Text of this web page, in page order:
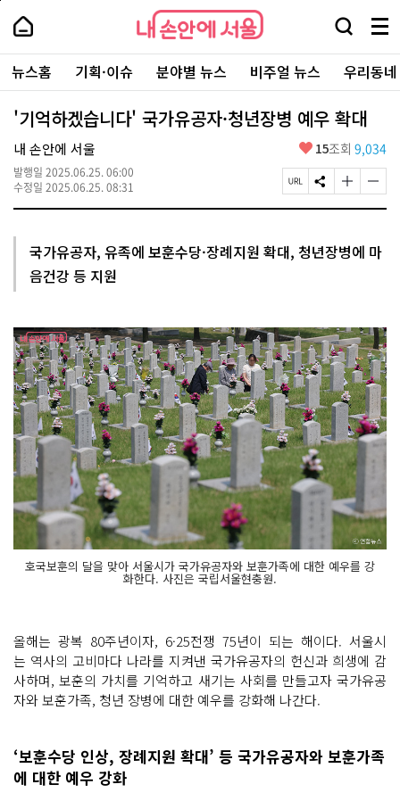
본
로
가
내
손
안
에
서
울
-
서
울
시
대
표
소
포
내
손
에
울
검
창
열
기
메
뉴
전
체
보
주
요
서
뉴스홈 기획·이슈 분야별 뉴스 비주얼 뉴스 우리동
'기억하겠습니다' 국가유공자·청년장병 예우 확대
내 손안에 서울
발행일 2025.06.25. 06:00
수정일 2025.06.25. 08:31
좋
요
15조회 9,034
페
이
R
L
S
N
유
하
글
자
크
게
기
글
자
작
게
기
국가유공자, 유족에 보훈수당·장례지원 확대, 청년장병에 마
음건강 등 지원
호국보훈의 달을 맞아 서울시가 국가유공자와 보훈가족에 대한 예우를 강
화한다. 사진은 국립서울현충원.
올해는 광복 80주년이자, 6·25전쟁 75년이 되는 해이다. 서울시
는 역사의 고비마다 나라를 지켜낸 국가유공자의 헌신과 희생에 감
사하며, 보훈의 가치를 기억하고 새기는 사회를 만들고자 국가유공
자와 보훈가족, 청년 장병에 대한 예우를 강화해 나간다.
‘보훈수당 인상, 장례지원 확대’ 등 국가유공자와 보훈가족
에 대한 예우 강화
페
상
단
로